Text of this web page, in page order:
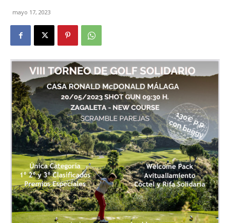
mayo 17, 2023